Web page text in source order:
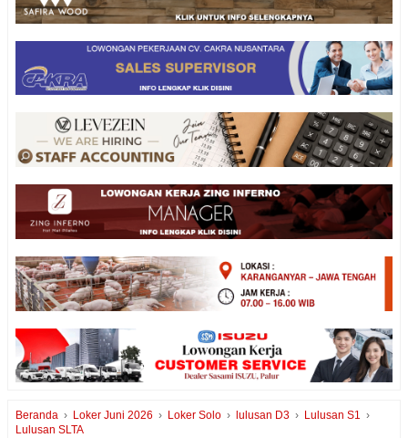
Beranda › Loker Juni 2026 › Loker Solo › lulusan D3 › Lulusan S1 ›
Lulusan SLTA